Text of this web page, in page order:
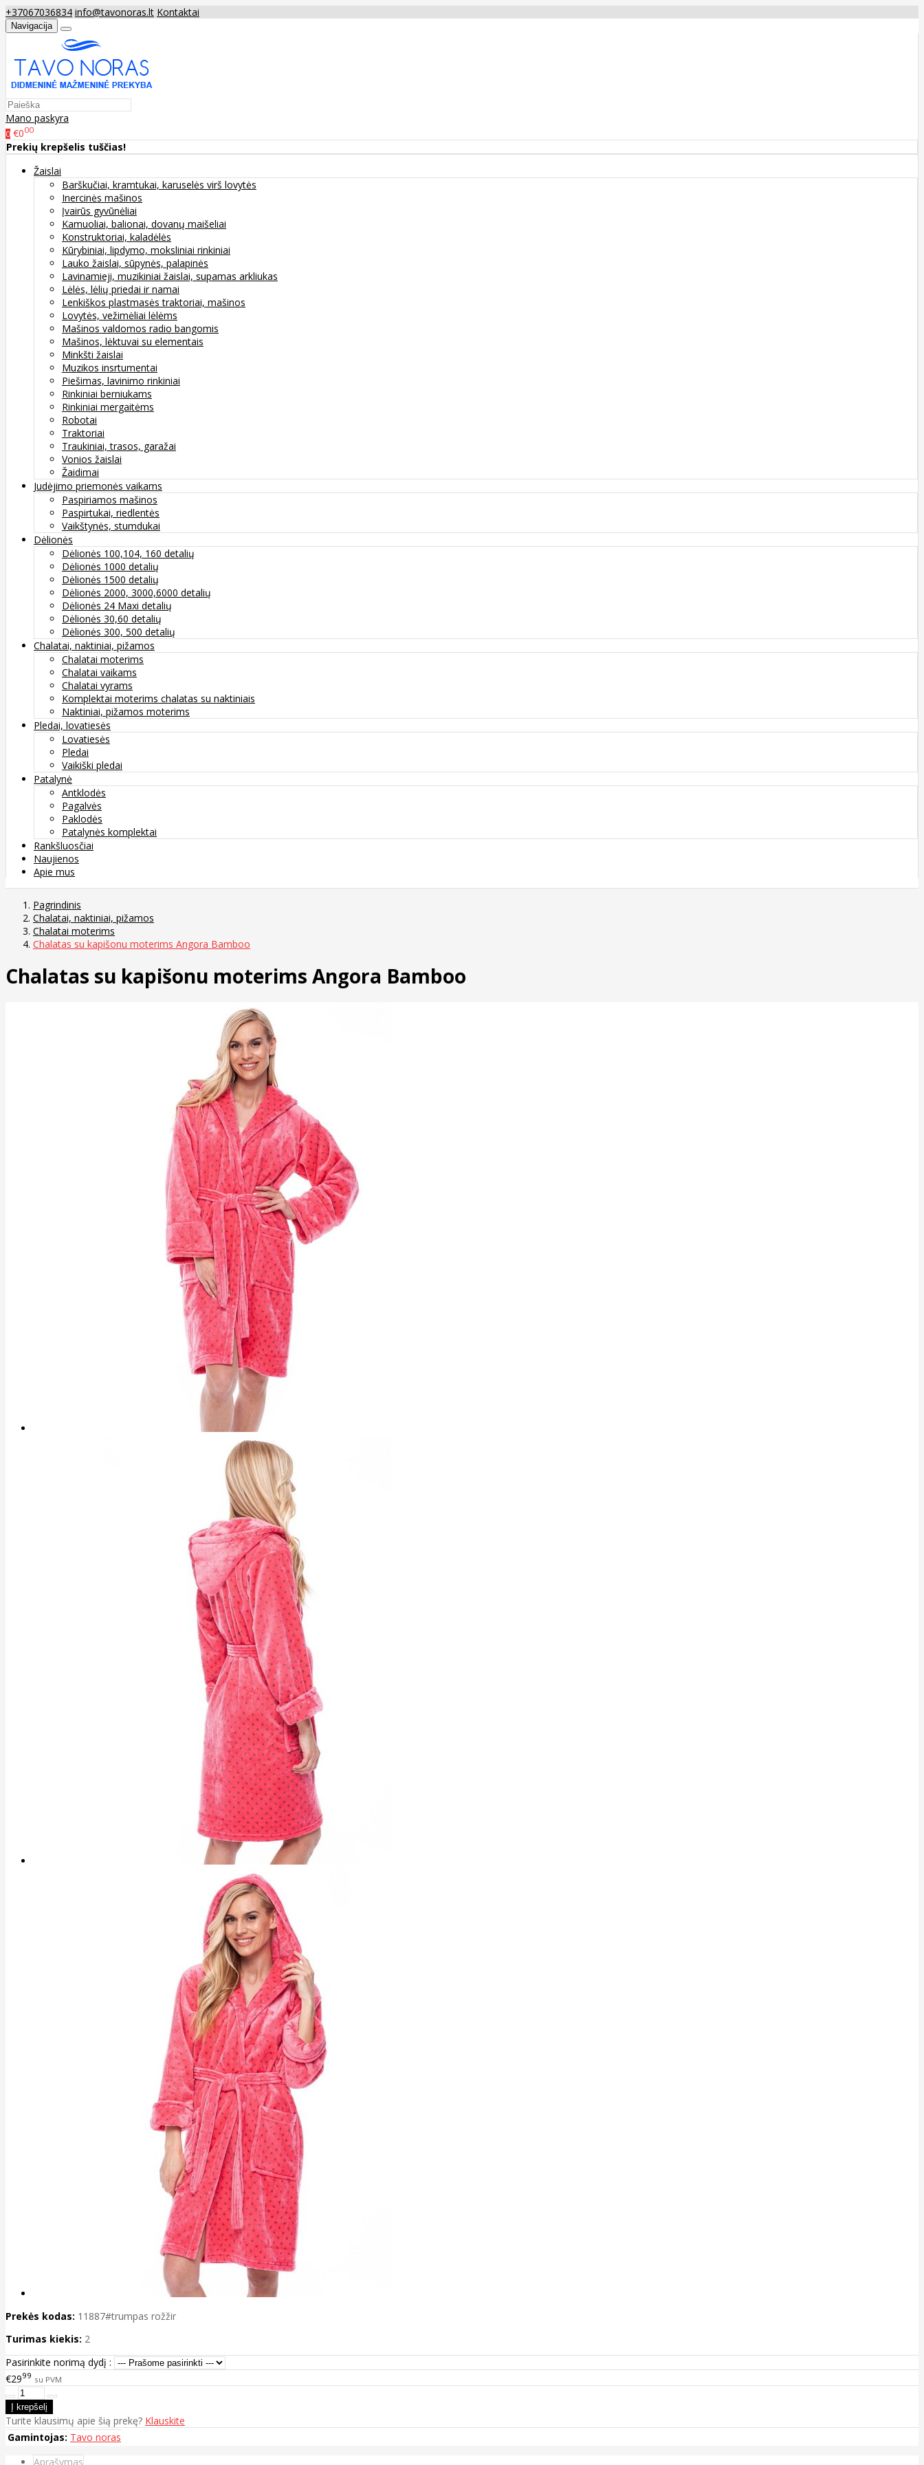
+37067036834 info@tavonoras.lt Kontaktai
Navigacija
Mano paskyra
0 €000
Prekių krepšelis tuščias!
Žaislai
Barškučiai, kramtukai, karuselės virš lovytės
Inercinės mašinos
Įvairūs gyvūnėliai
Kamuoliai, balionai, dovanų maišeliai
Konstruktoriai, kaladėlės
Kūrybiniai, lipdymo, moksliniai rinkiniai
Lauko žaislai, sūpynės, palapinės
Lavinamieji, muzikiniai žaislai, supamas arkliukas
Lėlės, lėlių priedai ir namai
Lenkiškos plastmasės traktoriai, mašinos
Lovytės, vežimėliai lėlėms
Mašinos valdomos radio bangomis
Mašinos, lėktuvai su elementais
Minkšti žaislai
Muzikos insrtumentai
Piešimas, lavinimo rinkiniai
Rinkiniai berniukams
Rinkiniai mergaitėms
Robotai
Traktoriai
Traukiniai, trasos, garažai
Vonios žaislai
Žaidimai
Judėjimo priemonės vaikams
Paspiriamos mašinos
Paspirtukai, riedlentės
Vaikštynės, stumdukai
Dėlionės
Dėlionės 100,104, 160 detalių
Dėlionės 1000 detalių
Dėlionės 1500 detalių
Dėlionės 2000, 3000,6000 detalių
Dėlionės 24 Maxi detalių
Dėlionės 30,60 detalių
Dėlionės 300, 500 detalių
Chalatai, naktiniai, pižamos
Chalatai moterims
Chalatai vaikams
Chalatai vyrams
Komplektai moterims chalatas su naktiniais
Naktiniai, pižamos moterims
Pledai, lovatiesės
Lovatiesės
Pledai
Vaikiški pledai
Patalynė
Antklodės
Pagalvės
Paklodės
Patalynės komplektai
Rankšluosčiai
Naujienos
Apie mus
Pagrindinis
Chalatai, naktiniai, pižamos
Chalatai moterims
Chalatas su kapišonu moterims Angora Bamboo
Chalatas su kapišonu moterims Angora Bamboo
Prekės kodas: 11887#trumpas rožžir
Turimas kiekis: 2
Pasirinkite norimą dydį :
€2999 su PVM
Turite klausimų apie šią prekę? Klauskite
Gamintojas: Tavo noras
Aprašymas